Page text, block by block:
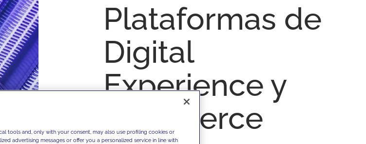
Plataformas de
Digital
Experience y
Commerce
tools and, only with your consent, may also use profiling cookies or
advertising messages or offer you a personalized service in line with